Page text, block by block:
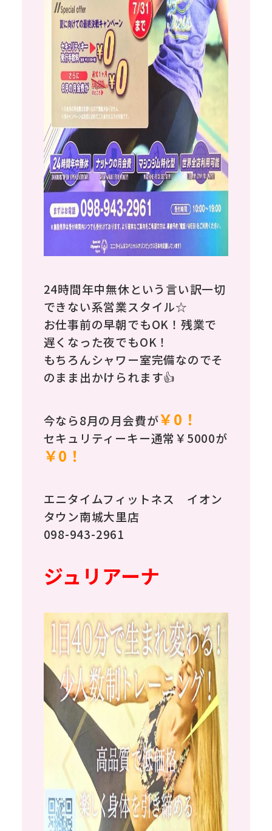
24時間年中無休という言い訳一切
できない系営業スタイル☆
お仕事前の早朝でもOK！残業で
遅くなった夜でもOK！
もちろんシャワー室完備なのでそ
のまま出かけられます👍
今なら8月の月会費が￥0！
セキュリティーキー通常￥5000が
￥0！
エニタイムフィットネス イオン
タウン南城大里店
098-943-2961
ジュリアーナ